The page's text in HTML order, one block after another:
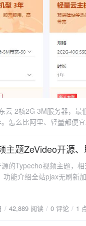
= www-data改
restart caddy php7.4-
caddy/Caddyfile 文件
并隐藏端口首先给域名
腾成功演示站https://
2核2G 3M服务器，
怎么比阿里、轻量都便宜
主题ZeVideo开源
的Typecho视频主题，
功能介绍全站pjax无刷新
买这个插件 https://
42,889 阅读 0 评论 1